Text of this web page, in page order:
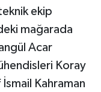
ekip
mağarada
Acar
Koray
Kahraman